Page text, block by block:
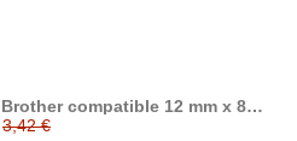
compatible 12 mm x 8
metros
3,42 €